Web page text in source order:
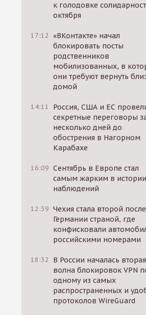
к голодовке
октября
17:12 «ВКонтакте» начал
блокировать посты
родственников
мобилизованных, в
они требуют вернуть
домой
14:11
Россия, США и ЕС
секретные переговоры
несколько дней до
обострения в Нагорном
Карабахе
16:09 Сентябрь в Европе стал
самым жарким в истории
наблюдений
12:39 Чехия стала второй после
Германии страной, где
конфисковали
российскими номерами
18:32
В России началась вторая
волна блокировок VPN
одному из самых
распространенных и
протоколов WireGuard